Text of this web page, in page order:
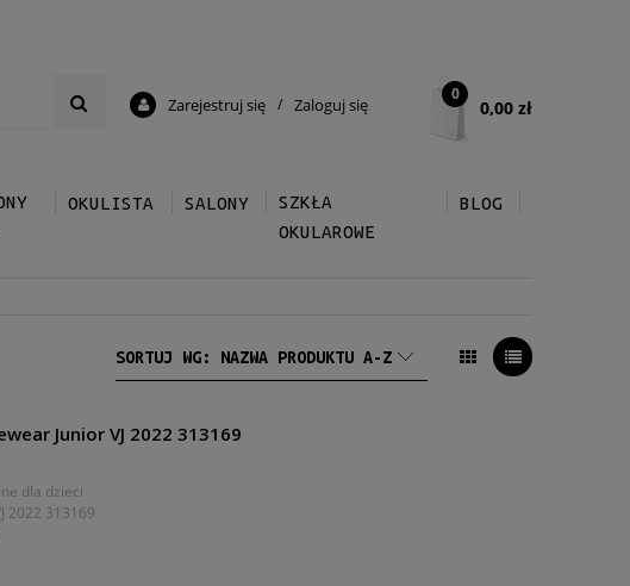
0,00 zł
0
Zarejestruj się / Zaloguj się
OKULISTA SALONY
SZKŁA
OKULAROWE
BLOG
SORTUJ WG: NAZWA PRODUKTU A-Z
Junior VJ 2022 313169
dla dzieci
2022 313169